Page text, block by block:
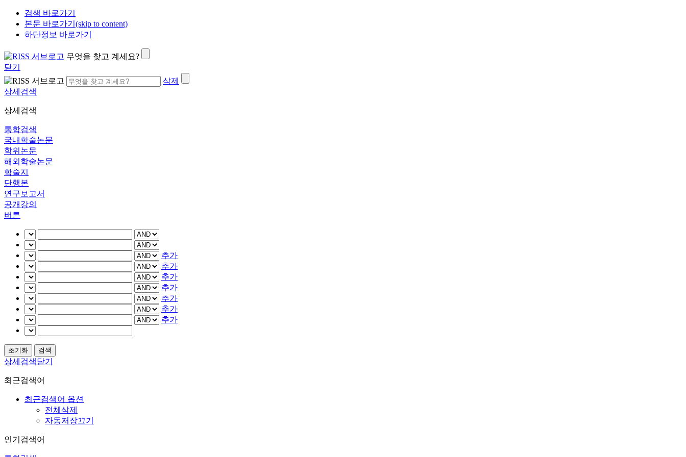
검색 바로가기
본문 바로가기(skip to content)
하단정보 바로가기
무엇을 찾고 계세요?
닫기
삭제
상세검색
상세검색
통합검색
국내학술논문
학위논문
해외학술논문
학술지
단행본
연구보고서
공개강의
버튼
추가
추가
추가
추가
추가
추가
추가
상세검색닫기
최근검색어
최근검색어 옵션
전체삭제
자동저장끄기
인기검색어